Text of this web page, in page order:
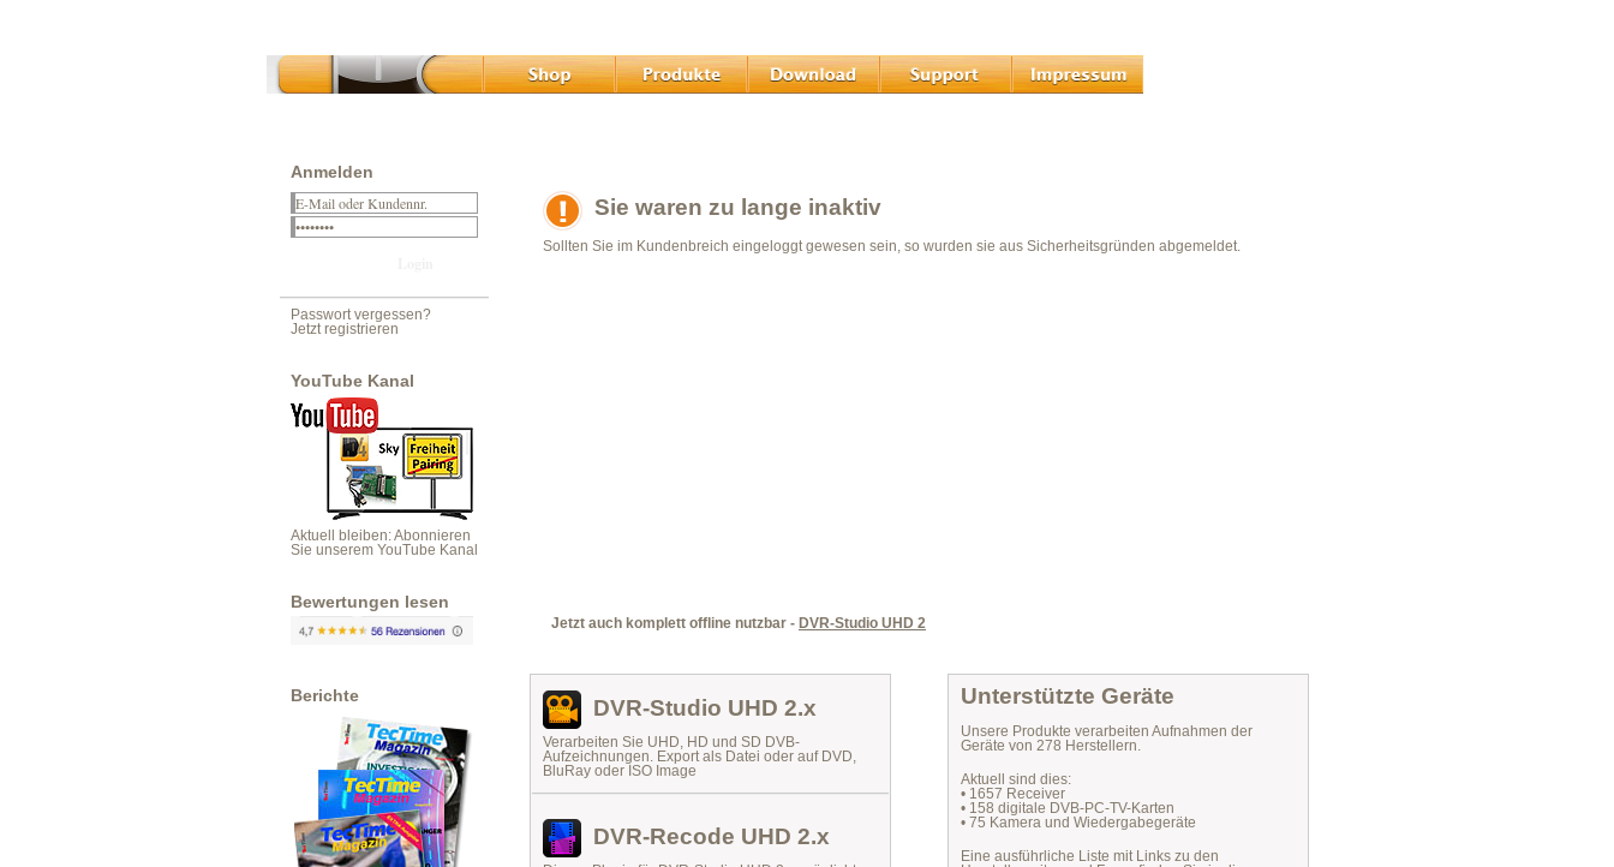
Anmelden
Passwort vergessen?
Jetzt registrieren
YouTube Kanal
Aktuell bleiben: Abonnieren
Sie unserem YouTube Kanal
Bewertungen lesen
Berichte
Sie waren zu lange inaktiv
Sollten Sie im Kundenbreich eingeloggt gewesen sein, so wurden sie aus Sicherheitsgründen abgemeldet.
Jetzt auch komplett offline nutzbar - DVR-Studio UHD 2
DVR-Studio UHD 2.x
Verarbeiten Sie UHD, HD und SD DVB-
Aufzeichnungen. Export als Datei oder auf DVD,
BluRay oder ISO Image
DVR-Recode UHD 2.x
Unterstützte Geräte
Unsere Produkte verarbeiten Aufnahmen der
Geräte von 278 Herstellern.
Aktuell sind dies:
• 1657 Receiver
• 158 digitale DVB-PC-TV-Karten
• 75 Kamera und Wiedergabegeräte
Eine ausführliche Liste mit Links zu den